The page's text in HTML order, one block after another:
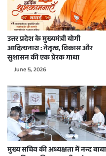
उत्तर प्रदेश के मुख्यमंत्री योगी
आदित्यनाथ : नेतृत्व, विकास और
सुशासन की एक प्रेरक गाथा
June 5, 2026
मुख्य सचिव की अध्यक्षता में नन्द बाबा